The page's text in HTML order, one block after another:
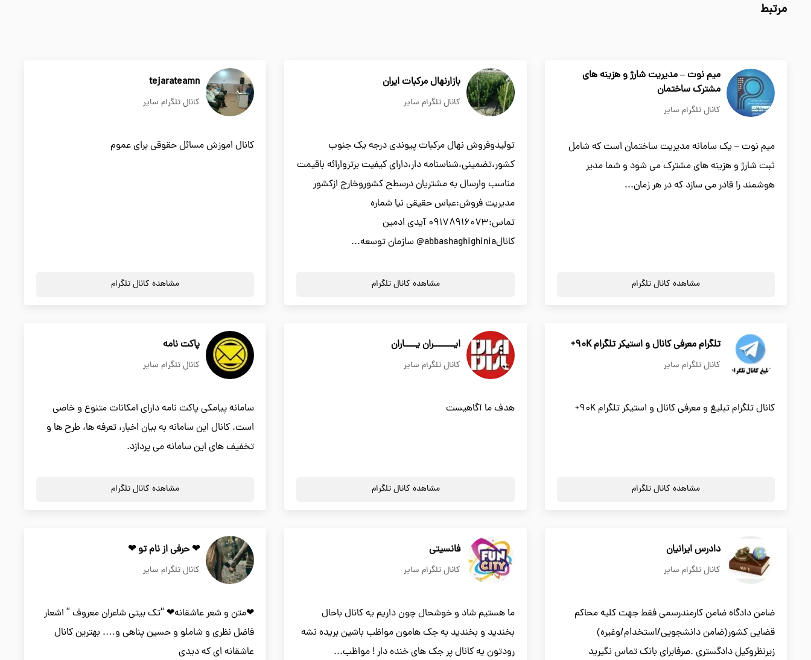
مرتبط
میم نوت – مدیریت شارژ و هزینه های
مشترک ساختمان
کانال تلگرام سایر
میم نوت – یک سامانه مدیریت ساختمان است که شامل
ثبت شارژ و هزینه های مشترک می شود و شما مدیر
هوشمند را قادر می سازد که در هر زمان...
مشاهده کانال تلگرام
بازارنهال مرکبات ایران
کانال تلگرام سایر
تولیدوفروش نهال مرکبات پیوندی درجه یک جنوب
کشور،تضمینی،شناسنامه دار،دارای کیفیت برتروارائه باقیمت
مناسب وارسال به مشتریان درسطح کشوروخارج ازکشور
مدیریت فروش:عباس حقیقی نیا شماره
تماس:۰۹۱۷۸۹۱۶۰۷۳ آیدی ادمین
کانالabbashaghighinia@ سازمان توسعه...
مشاهده کانال تلگرام
tejarateamn
کانال تلگرام سایر
کانال اموزش مسائل حقوقی برای عموم
مشاهده کانال تلگرام
تلگرام معرفی کانال و استیکر تلگرام 90K+
کانال تلگرام سایر
کانال تلگرام تبلیغ و معرفی کانال و استیکر تلگرام 90K+
مشاهده کانال تلگرام
ایـــــــران یــــاران
کانال تلگرام سایر
هدف ما آگاهيست
مشاهده کانال تلگرام
پاکت نامه
کانال تلگرام سایر
سامانه پیامکی پاکت نامه دارای امکانات متنوع و خاصی
است. کانال این سامانه به بیان اخبار، تعرفه ها، طرح ها و
تخفیف های این سامانه می پردازد.
مشاهده کانال تلگرام
دادرس ایرانیان
کانال تلگرام سایر
ضامن دادگاه ضامن کارمندرسمی فقط جهت کلیه محاکم
قضایی کشور(ضامن دانشجویی/استخدام/وغیره)
زیرنظروکیل دادگستری .صرفابرای بانک تماس نگیرید
فانسیتی
کانال تلگرام سایر
ما هستیم شاد و خوشحال چون داریم یه کانال باحال
بخندید و بخندید به جک هامون مواظب باشین بریده نشه
رودتون یه کانال پر جک های خنده دار ! مواظب...
❤ حرفی از نام تو ❤
کانال تلگرام سایر
❤متن و شعر عاشقانه❤ “تک بیتی شاعران معروف ” اشعار
فاضل نظری و شاملو و حسین پناهی و…. بهترین کانال
عاشقانه ای که دیدی